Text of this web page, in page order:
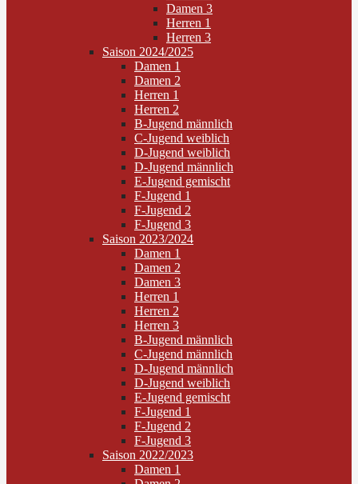
Damen 3
Herren 1
Herren 3
Saison 2024/2025
Damen 1
Damen 2
Herren 1
Herren 2
B-Jugend männlich
C-Jugend weiblich
D-Jugend weiblich
D-Jugend männlich
E-Jugend gemischt
F-Jugend 1
F-Jugend 2
F-Jugend 3
Saison 2023/2024
Damen 1
Damen 2
Damen 3
Herren 1
Herren 2
Herren 3
B-Jugend männlich
C-Jugend männlich
D-Jugend männlich
D-Jugend weiblich
E-Jugend gemischt
F-Jugend 1
F-Jugend 2
F-Jugend 3
Saison 2022/2023
Damen 1